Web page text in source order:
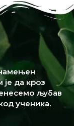
да кроз
љубав
ученика.